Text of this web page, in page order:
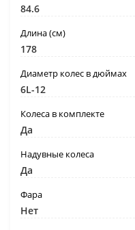
84.6
Длина (см)
178
Диаметр колес в дюймах
6L-12
Колеса в комплекте
Да
Надувные колеса
Да
Фара
Нет